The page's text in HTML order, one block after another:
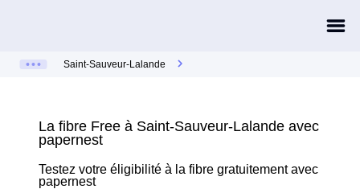
Saint-Sauveur-Lalande
La fibre Free à Saint-Sauveur-Lalande avec
papernest
Testez votre éligibilité à la fibre gratuitement avec
papernest